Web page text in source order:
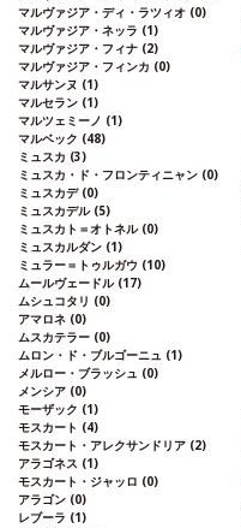
マルヴァジア・ディ・ラツィオ (0)
マルヴァジア・ネッラ (1)
マルヴァジア・フィナ (2)
マルヴァジア・フィンカ (0)
マルサンヌ (1)
マルセラン (1)
マルツェミーノ (1)
マルベック (48)
ミュスカ (3)
ミュスカ・ド・フロンティニャン (0)
ミュスカデ (0)
ミュスカデル (5)
ミュスカト＝オトネル (0)
ミュスカルダン (1)
ミュラー＝トゥルガウ (10)
ムールヴェードル (17)
ムシュコタリ (0)
アマロネ (0)
ムスカテラー (0)
ムロン・ド・ブルゴーニュ (1)
メルロー・ブラッシュ (0)
メンシア (0)
モーザック (1)
モスカート (4)
モスカート・アレクサンドリア (2)
アラゴネス (1)
モスカート・ジャッロ (0)
アラゴン (0)
レブーラ (1)